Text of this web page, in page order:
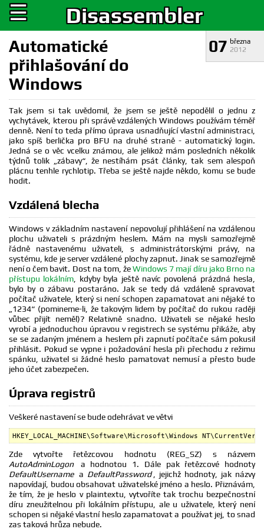
☰ Disassembler
07 března
2012
Automatické
přihlašování do
Windows
Tak jsem si tak uvědomil, že jsem se ještě nepodělil o jednu z
vychytávek, kterou při správě vzdálených Windows používám téměř
denně. Není to teda přímo úprava usnadňující vlastní administraci,
jako spíš berlička pro BFU na druhé straně - automatický login.
Jedná se o věc vcelku známou, ale jelikož mám posledních několik
týdnů tolik „zábavy“, že nestíhám psát články, tak sem alespoň
plácnu tenhle rychlotip. Třeba se ještě najde někdo, komu se bude
hodit.
Vzdálená blecha
Windows v základním nastavení nepovolují přihlášení na vzdálenou
plochu uživateli s prázdným heslem. Mám na mysli samozřejmě
řádně nastavenému uživateli, s administrátorskými právy, na
systému, kde je server vzdálené plochy zapnut. Jinak se samozřejmě
není o čem bavit. Dost na tom, žeWindows 7 mají díru jako Brno na
přístupu lokálním , kdyby byla ještě navíc povolená prázdná hesla,
bylo by o zábavu postaráno. Jak se tedy dá vzdáleně spravovat
počítač uživatele, který si není schopen zapamatovat ani nějaké to
„1234“ (pomineme-li, že takovým lidem by počítač do rukou raději
vůbec přijít neměl)? Relativně snadno. Uživateli se nějaké heslo
vyrobí a jednoduchou úpravou v registrech se systému přikáže, aby
se se zadaným jménem a heslem při zapnutí počítače sám pokusil
přihlásit. Pokud se vypne i požadování hesla při přechodu z režimu
spánku, uživatel si žádné heslo pamatovat nemusí a přesto bude
jeho účet zabezpečen.
Úprava registrů
Veškeré nastavení se bude odehrávat ve větvi
HKEY_LOCAL_MACHINE\Software\Microsoft\Windows
Zde vytvořte řetězcovou hodnotu (REG_SZ) s názvem
AutoAdminLogon
a hodnotou 1. Dále pak řetězcové hodnoty
DefaultUsername a DefaultPassword
, jejichž hodnoty, jak názvy
napovídají, budou obsahovat uživatelské jméno a heslo. Přiznávám,
že tím, že je heslo v plaintextu, vytvoříte tak trochu bezpečnostní
díru zneužitelnou při lokálním přístupu, ale u uživatele, který není
schopen si nějaké vlastní heslo zapamatovat a používat jej, to snad
zas taková hrůza nebude.